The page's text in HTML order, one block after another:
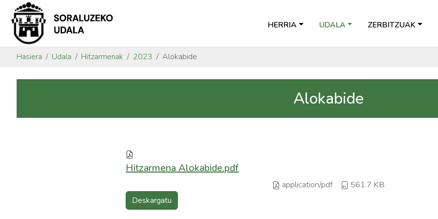
HERRIA UDALA ZERBITZUAK
Hasiera Udala Hitzarmenak 2023 Alokabide
Alokabide
Hitzarmena Alokabide.pdf
application/pdf 561.7 KB
Deskargatu